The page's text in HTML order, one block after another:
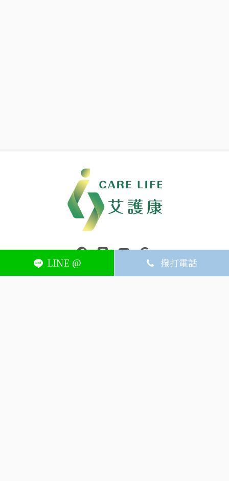
LINE @ 撥打電話
中壢醫療器材｜醫療器材補助｜出院醫療器材｜平鎮醫療器材｜艾
連結到facebook(另開視窗)
連結到Line(另開視窗)
連結到Youtube(另開視窗)
ABOUT